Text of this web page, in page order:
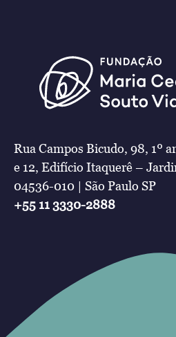
Rua Campos Bicudo, 98, 1º
e 12, Edifício Itaquerê –
04536-010 | São Paulo SP
+55 11 3330-2888